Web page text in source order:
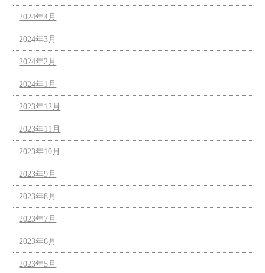
2024年4月
2024年3月
2024年2月
2024年1月
2023年12月
2023年11月
2023年10月
2023年9月
2023年8月
2023年7月
2023年6月
2023年5月